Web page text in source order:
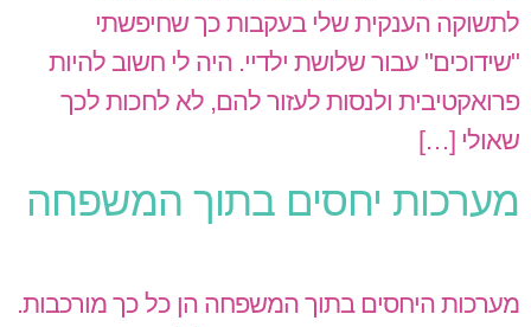
לתשוקה הענקית שלי בעקבות כך שחיפשתי
"שידוכים" עבור שלושת ילדיי. היה לי חשוב להיות
פרואקטיבית ולנסות לעזור להם, לא לחכות לכך
שאולי […]
מערכות יחסים בתוך המשפחה
מערכות היחסים בתוך המשפחה הן כל כך מורכבות.